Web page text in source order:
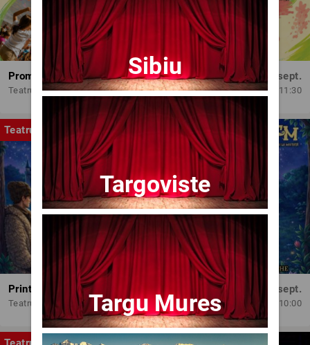
Promit să mă joc!
Teatrul Amzei
Dum, 13 sept.
11:30
Teatru
Printesele fermecate
Teatrul Amzei
Dum, 13 sept.
10:00
Sibiu
Targoviste
Targu Mures